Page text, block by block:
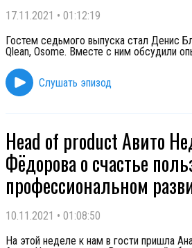
17.11.2021 • 01:12:19
Гостем седьмого выпуска стал Денис
Qlean, Osome. Вместе с ним обсудили
Слушать эпизод
Head of product Авито
Фёдорова о счастье
профессиональном
10.11.2021 • 01:08:50
На этой неделе к нам в гости пришла